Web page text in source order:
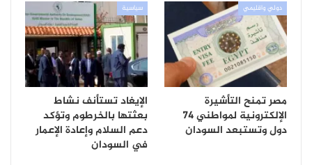
دولي واقليمي
مصر تمنح التأشيرة
الإلكترونية لمواطني 74
دول وتستبعد السودان
سياسية
الإيغاد تستأنف نشاط
بعثتها بالخرطوم وتؤكد
دعم السلام وإعادة الإعمار
في السودان